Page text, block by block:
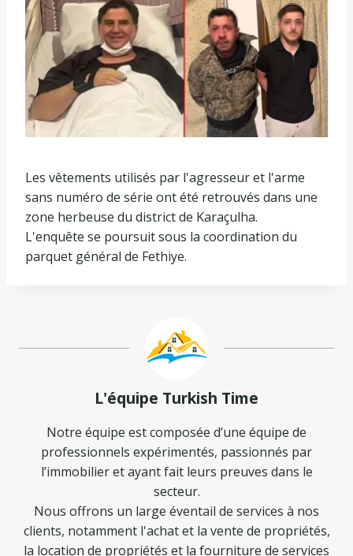
Les vêtements utilisés par l'agresseur et l'arme
sans numéro de série ont été retrouvés dans une
zone herbeuse du district de Karaçulha.
L'enquête se poursuit sous la coordination du
parquet général de Fethiye.
L'équipe Turkish Time
Notre équipe est composée d’une équipe de
professionnels expérimentés, passionnés par
l’immobilier et ayant fait leurs preuves dans le
secteur.
Nous offrons un large éventail de services à nos
clients, notamment l'achat et la vente de propriétés,
la location de propriétés et la fourniture de services